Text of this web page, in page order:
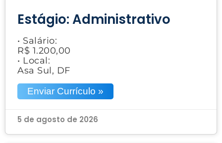
Estágio: Administrativo
• Salário:
R$ 1.200,00
• Local:
Asa Sul, DF
Enviar Currículo »
5 de agosto de 2026